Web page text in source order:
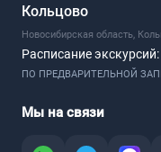
Кольцово
Новосибирская область,
Расписание экскурсий:
ПО ПРЕДВАРИТЕЛЬНОЙ
Мы на связи